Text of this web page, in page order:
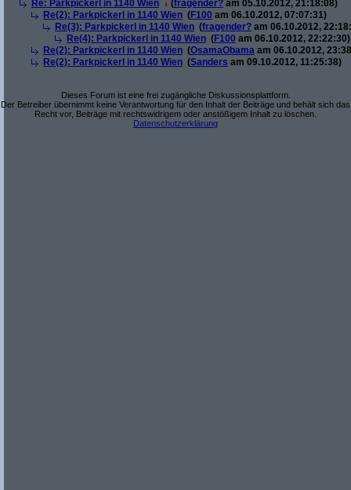
Re: Parkpickerl in 1140 Wien (fragender? am 05.10.2012, 21:18:08)
Re(2): Parkpickerl in 1140 Wien (F100 am 06.10.2012, 07:07:31)
Re(3): Parkpickerl in 1140 Wien (fragender? am 06.10.2012,
Re(4): Parkpickerl in 1140 Wien (F100 am 06.10.2012, 22:22:30)
Re(2): Parkpickerl in 1140 Wien (OsamaObama am 06.10.2012,
Re(2): Parkpickerl in 1140 Wien (Sanders am 09.10.2012, 11:25:38)
Dieses Forum ist eine frei zugängliche Diskussionsplattform.
Der Betreiber übernimmt keine Verantwortung für den Inhalt der Beiträge und behält sich das
Recht vor, Beiträge mit rechtswidrigem oder anstößigem Inhalt zu löschen.
Datenschutzerklärung